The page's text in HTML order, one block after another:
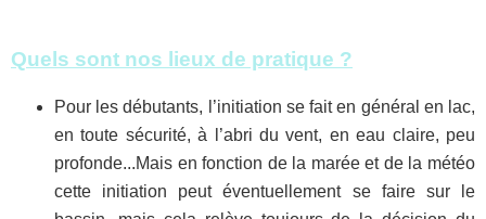
Quels sont nos lieux de pratique ?
Pour les débutants, l’initiation se fait en général en lac,
en toute sécurité, à l’abri du vent, en eau claire, peu
profonde...Mais en fonction de la marée et de la météo
cette initiation peut éventuellement se faire sur le